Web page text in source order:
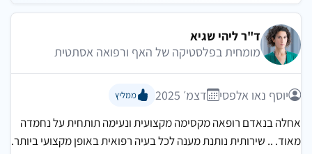
ד"ר ליהי שגיא
מומחית בפלסטיקה של האף ורפואה אסתטית
יוסף נאו אלפסי דצמ׳ 2025 ממליץ
אחלה בנאדם רופאה מקסימה מקצועית ונעימה תותחית על נחמדה
מאוד. .. שירותית נותנת מענה לכל בעיה רפואית באופן מקצועי ביותר.